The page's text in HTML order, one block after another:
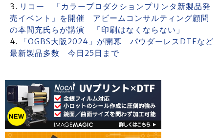
リコー 「カラープロダクションプリンタ新製品発
売イベント」を開催 アビームコンサルティング顧問
の本間充氏らが講演 「印刷はなくならない」
「OGBS大阪2024」が開幕 パウダーレスDTFなど
最新製品多数 今日25日まで